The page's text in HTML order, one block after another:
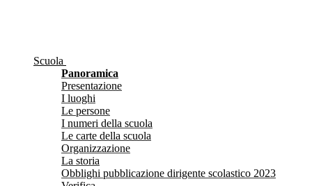
Scuola
Panoramica
Presentazione
I luoghi
Le persone
I numeri della scuola
Le carte della scuola
Organizzazione
La storia
Obblighi pubblicazione dirigente scolastico 2023